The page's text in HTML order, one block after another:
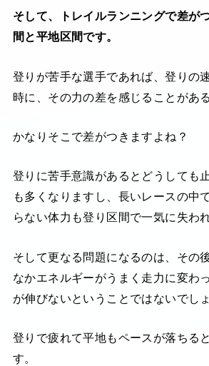
そして、トレイルランニングで差が
間と平地区間です。
登りが苦手な選手であれば、登りの
時に、その力の差を感じることがあ
かなりそこで差がつきますよね？
登りに苦手意識があるとどうしても
も多くなりますし、長いレースの中
らない体力も登り区間で一気に失わ
そして更なる問題になるのは、その
なかエネルギーがうまく走力に変わ
が伸びないということではないでし
登りで疲れて平地もペースが落ちる
す。